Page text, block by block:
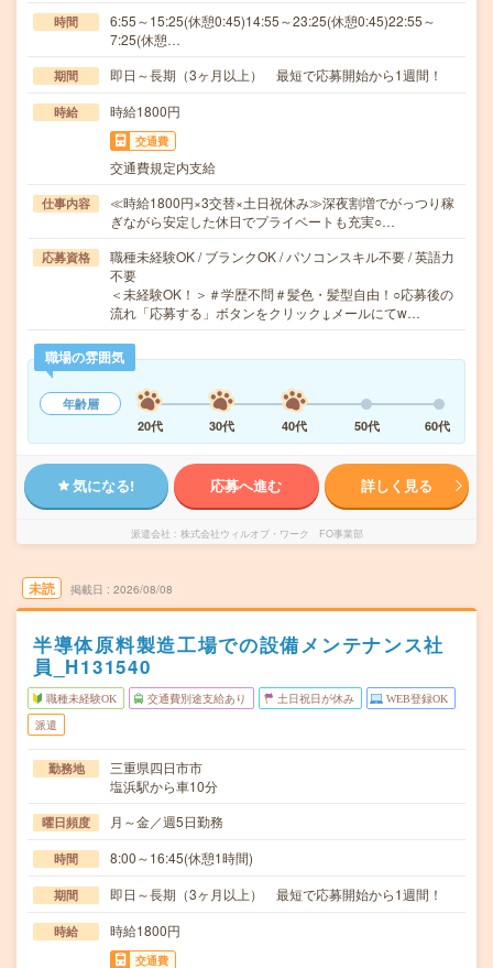
時間
6:55～15:25(休憩0:45)14:55～23:25(休憩0:45)22:55～
7:25(休憩…
期間 即日～長期（3ヶ月以上） 最短で応募開始から1週間！
時給 時給1800円
交通費
交通費規定内支給
仕事内容
≪時給1800円×3交替×土日祝休み≫深夜割増でがっつり稼
ぎながら安定した休日でプライベートも充実○…
応募資格
職種未経験OK / ブランクOK / パソコンスキル不要 / 英語力
不要
＜未経験OK！＞＃学歴不問＃髪色・髪型自由！○応募後の
流れ「応募する」ボタンをクリック↓メールにてw…
職場の雰囲気
年齢層
20代
30代 40代 50代 60代
気になる! 応募へ進む 詳しく見る
派遣会社 株式会社ウィルオブ・ワーク FO事業部
未読 掲載日 2026/08/08
半導体原料製造工場での設備メンテナンス社
員_H131540
職種未経験OK 交通費別途支給あり 土日祝日が休み WEB登録OK
派遣
勤務地
三重県四日市市
塩浜駅から車10分
曜日頻度 月～金／週5日勤務
時間 8:00～16:45(休憩1時間)
期間 即日～長期（3ヶ月以上） 最短で応募開始から1週間！
時給 時給1800円
交通費